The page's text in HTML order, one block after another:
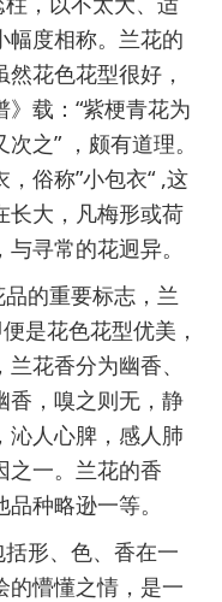
幅度相称。兰花的
花色花型很好，
载：“紫梗青花为
之” ，颇有道理。
俗称”小包衣“ ,这
长大，凡梅形或荷
寻常的花迥异。
的重要标志，兰
是花色花型优美，
花香分为幽香、
香，嗅之则无，静
沁人心脾，感人肺
之一。兰花的香
种略逊一等。
形、色、香在一
的懵懂之情，是一